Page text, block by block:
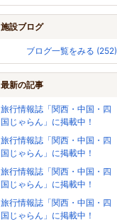
施設ブログ
ブログ一覧をみる (252)
最新の記事
旅行情報誌「関西・中国・四
国じゃらん」に掲載中！
旅行情報誌「関西・中国・四
国じゃらん」に掲載中！
旅行情報誌「関西・中国・四
国じゃらん」に掲載中！
旅行情報誌「関西・中国・四
国じゃらん」に掲載中！